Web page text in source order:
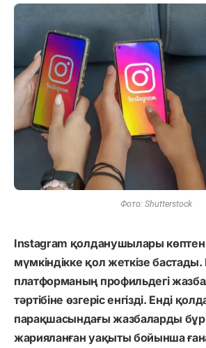
Фото: Shutterstock
Instagram қолданушылары
мүмкіндікке қол жеткізе
платформаның профильдегі
тәртібіне өзгеріс енгізді. Енді
парақшасындағы жазбаларды
жарияланған уақыты бойынша